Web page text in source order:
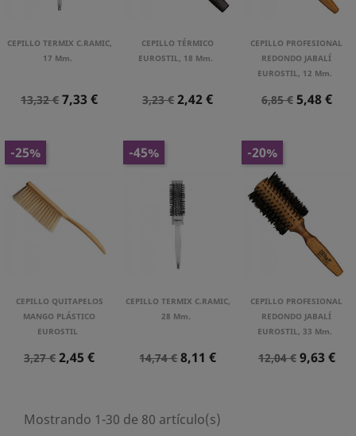
CEPILLO TERMIX C.RAMIC,
17 Mm.
Precio
13,32 € Precio
7,33 €
CEPILLO TÉRMICO
EUROSTIL, 18 Mm.
Precio
3,23 €Precio
2,42 €
CEPILLO PROFESIONAL
REDONDO JABALÍ
EUROSTIL, 12 Mm.
Precio
6,85 € Precio
5,48 €
CEPILLO QUITAPELOS
MANGO PLÁSTICO
EUROSTIL
Precio
3,27 € Precio
2,45 €
-25%
CEPILLO TERMIX C.RAMIC,
28 Mm.
Precio
14,74 €Precio
8,11 €
-45%
CEPILLO PROFESIONAL
REDONDO JABALÍ
EUROSTIL, 33 Mm.
Precio
12,04 € Precio
9,63 €
-20%
Mostrando 1-30 de 80 artículo(s)